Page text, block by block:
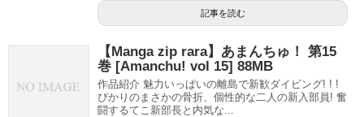
記事を読む
【Manga zip rara】あまんちゅ！ 第15
巻 [Amanchu! vol 15] 88MB
作品紹介 魅力いっぱいの離島で新歓ダイビング! ! !
ぴかりのまさかの骨折、個性的な二人の新入部員! 奮
闘するてこ新部長と内気な...